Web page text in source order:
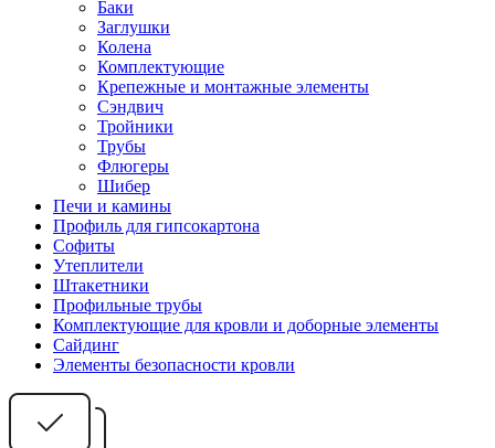
Баки
Заглушки
Колена
Комплектующие
Крепежные и монтажные элементы
Сэндвич
Тройники
Трубы
Флюгеры
Шибер
Печи и камины
Профиль для гипсокартона
Софиты
Утеплители
Штакетники
Профильные трубы
Комплектующие для кровли и доборные элементы
Сайдинг
Элементы безопасности кровли